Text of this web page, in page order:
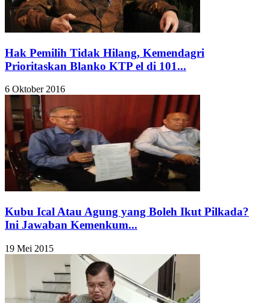
Hak Pemilih Tidak Hilang, Kemendagri
Prioritaskan Blanko KTP el di 101...
6 Oktober 2016
Kubu Ical Atau Agung yang Boleh Ikut Pilkada?
Ini Jawaban Kemenkum...
19 Mei 2015